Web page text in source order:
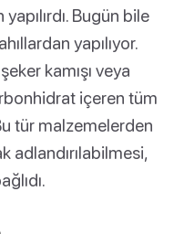
Bugün bile
yapılıyor.
kamışı veya
içeren tüm
tür malzemelerden
adlandırılabilmesi,